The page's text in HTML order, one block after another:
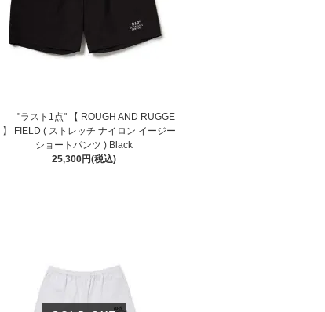
"ラスト1点" 【 ROUGH AND RUGGE
】 FIELD ( ストレッチ ナイロン イージー
ショートパンツ ) Black
25,300円(税込)